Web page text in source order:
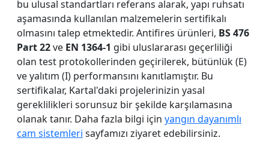
bu ulusal standartları referans alarak, yapı ruhsatı
aşamasında kullanılan malzemelerin sertifikalı
olmasını talep etmektedir. Antifires ürünleri, BS 476
Part 22ve EN 1364-1 gibi uluslararası geçerliliği
olan test protokollerinden geçirilerek, bütünlük (E)
ve yalıtım (I) performansını kanıtlamıştır. Bu
sertifikalar, Kartal'daki projelerinizin yasal
gereklilikleri sorunsuz bir şekilde karşılamasına
olanak tanır. Daha fazla bilgi için yangın dayanımlı
cam sistemleri sayfamızı ziyaret edebilirsiniz.